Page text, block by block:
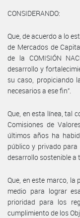
CONSIDERANDO:
Que, de acuerdo a lo
de Mercados de
de la COMISIÓN
desarrollo y
su caso, propiciando
necesarios a ese fin”.
Que, en esta línea, tal
Comisiones de
últimos años ha
público y privado
desarrollo sostenible a
Que, en este marco,
medio para lograr
prioridad para los
cumplimiento de los